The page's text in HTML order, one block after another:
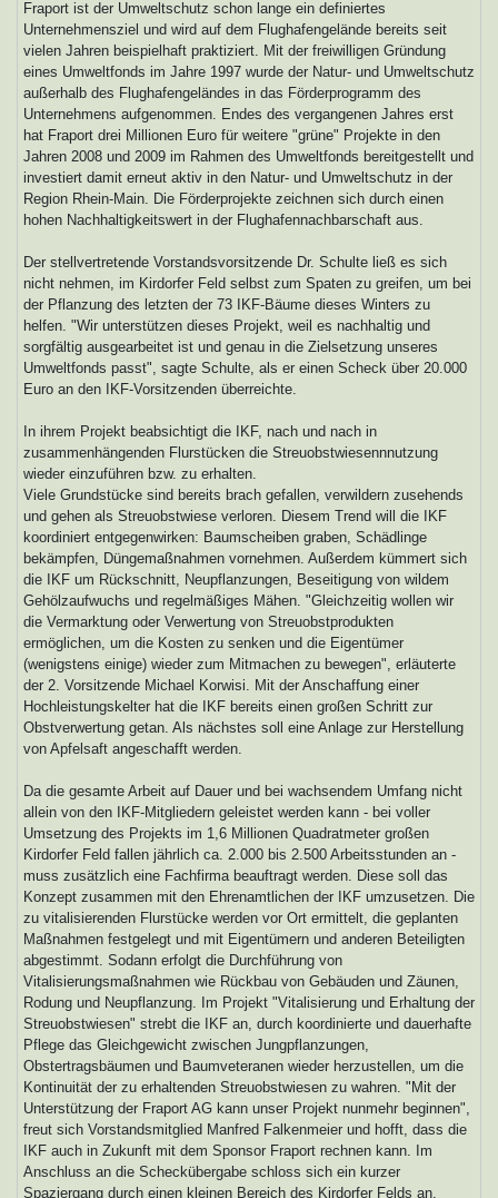
Fraport ist der Umweltschutz schon lange ein definiertes
Unternehmensziel und wird auf dem Flughafengelände bereits seit
vielen Jahren beispielhaft praktiziert. Mit der freiwilligen Gründung
eines Umweltfonds im Jahre 1997 wurde der Natur- und Umweltschutz
außerhalb des Flughafengeländes in das Förderprogramm des
Unternehmens aufgenommen. Endes des vergangenen Jahres erst
hat Fraport drei Millionen Euro für weitere "grüne" Projekte in den
Jahren 2008 und 2009 im Rahmen des Umweltfonds bereitgestellt und
investiert damit erneut aktiv in den Natur- und Umweltschutz in der
Region Rhein-Main. Die Förderprojekte zeichnen sich durch einen
hohen Nachhaltigkeitswert in der Flughafennachbarschaft aus.
Der stellvertretende Vorstandsvorsitzende Dr. Schulte ließ es sich
nicht nehmen, im Kirdorfer Feld selbst zum Spaten zu greifen, um bei
der Pflanzung des letzten der 73 IKF-Bäume dieses Winters zu
helfen. "Wir unterstützen dieses Projekt, weil es nachhaltig und
sorgfältig ausgearbeitet ist und genau in die Zielsetzung unseres
Umweltfonds passt", sagte Schulte, als er einen Scheck über 20.000
Euro an den IKF-Vorsitzenden überreichte.
In ihrem Projekt beabsichtigt die IKF, nach und nach in
zusammenhängenden Flurstücken die Streuobstwiesennnutzung
wieder einzuführen bzw. zu erhalten.
Viele Grundstücke sind bereits brach gefallen, verwildern zusehends
und gehen als Streuobstwiese verloren. Diesem Trend will die IKF
koordiniert entgegenwirken: Baumscheiben graben, Schädlinge
bekämpfen, Düngemaßnahmen vornehmen. Außerdem kümmert sich
die IKF um Rückschnitt, Neupflanzungen, Beseitigung von wildem
Gehölzaufwuchs und regelmäßiges Mähen. "Gleichzeitig wollen wir
die Vermarktung oder Verwertung von Streuobstprodukten
ermöglichen, um die Kosten zu senken und die Eigentümer
(wenigstens einige) wieder zum Mitmachen zu bewegen", erläuterte
der 2. Vorsitzende Michael Korwisi. Mit der Anschaffung einer
Hochleistungskelter hat die IKF bereits einen großen Schritt zur
Obstverwertung getan. Als nächstes soll eine Anlage zur Herstellung
von Apfelsaft angeschafft werden.
Da die gesamte Arbeit auf Dauer und bei wachsendem Umfang nicht
allein von den IKF-Mitgliedern geleistet werden kann - bei voller
Umsetzung des Projekts im 1,6 Millionen Quadratmeter großen
Kirdorfer Feld fallen jährlich ca. 2.000 bis 2.500 Arbeitsstunden an -
muss zusätzlich eine Fachfirma beauftragt werden. Diese soll das
Konzept zusammen mit den Ehrenamtlichen der IKF umzusetzen. Die
zu vitalisierenden Flurstücke werden vor Ort ermittelt, die geplanten
Maßnahmen festgelegt und mit Eigentümern und anderen Beteiligten
abgestimmt. Sodann erfolgt die Durchführung von
Vitalisierungsmaßnahmen wie Rückbau von Gebäuden und Zäunen,
Rodung und Neupflanzung. Im Projekt "Vitalisierung und Erhaltung der
Streuobstwiesen" strebt die IKF an, durch koordinierte und dauerhafte
Pflege das Gleichgewicht zwischen Jungpflanzungen,
Obstertragsbäumen und Baumveteranen wieder herzustellen, um die
Kontinuität der zu erhaltenden Streuobstwiesen zu wahren. "Mit der
Unterstützung der Fraport AG kann unser Projekt nunmehr beginnen",
freut sich Vorstandsmitglied Manfred Falkenmeier und hofft, dass die
IKF auch in Zukunft mit dem Sponsor Fraport rechnen kann. Im
Anschluss an die Scheckübergabe schloss sich ein kurzer
Spaziergang durch einen kleinen Bereich des Kirdorfer Felds an.